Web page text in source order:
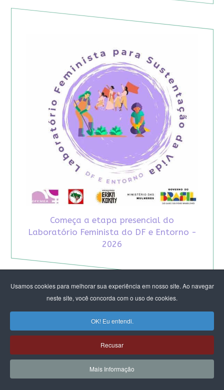
Usamos cookies para melhorar sua experiência em nosso site. Ao navegar
neste site, você concorda com o uso de cookies.
OK! Eu entendi.
Recusar
Mais Informação
Começa a etapa presencial do
Laboratório Feminista do DF e Entorno -
2026